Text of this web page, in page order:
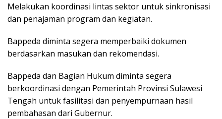
Melakukan koordinasi lintas sektor untuk sinkronisasi
dan penajaman program dan kegiatan.
Bappeda diminta segera memperbaiki dokumen
berdasarkan masukan dan rekomendasi.
Bappeda dan Bagian Hukum diminta segera
berkoordinasi dengan Pemerintah Provinsi Sulawesi
Tengah untuk fasilitasi dan penyempurnaan hasil
pembahasan dari Gubernur.